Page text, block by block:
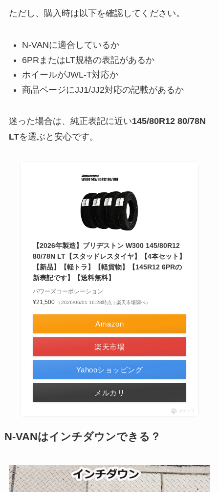
ただし、購入時は以下を確認してください。
N-VANに適合しているか
6PRまたはLT規格の表記があるか
ホイールがJWL-T対応か
商品ページにJJ1/JJ2対応の記載があるか
迷った場合は、純正表記に近い145/80R12 80/78N
LTを選ぶと安心です。
【2026年製造】ブリヂストン W300 145/80R12
80/78N LT【スタッドレスタイヤ】【4本セット】
【新品】【軽トラ】【軽貨物】【145R12 6PRの
新表記です】【送料無料】
バワーズコーポレーション
¥21,500
（2026/06/01 16:28時点 | 楽天市場調べ）
Amazon
楽天市場
Yahooショッピング
メルカリ
ポチップ
N-VANはインチダウンできる？